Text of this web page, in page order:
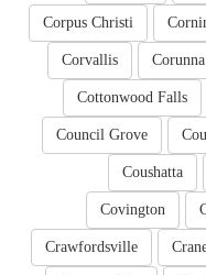
Corpus Christi
Corunna
Corvallis
Cottonwood Falls
Council Grove
Coushatta
Covington
Crawfordsville